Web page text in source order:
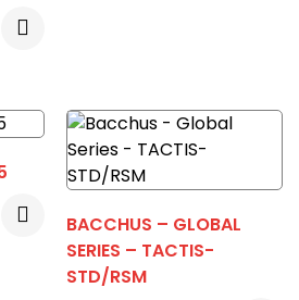
BACCHUS – GLOBAL
SERIES – TACTIS-
STD/RSM